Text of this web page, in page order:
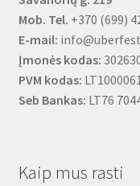
Mob. Tel. +370 (699)
E-mail:
Įmonės kodas:
PVM kodas:
Seb Bankas: LT76
Kaip mus rasti